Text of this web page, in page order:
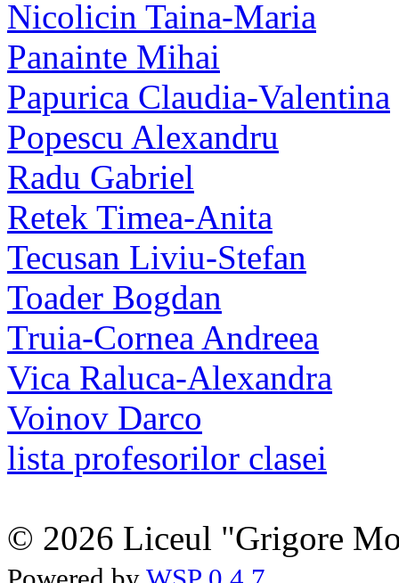
Nicolicin Taina-Maria
Panainte Mihai
Papurica Claudia-Valentina
Popescu Alexandru
Radu Gabriel
Retek Timea-Anita
Tecusan Liviu-Stefan
Toader Bogdan
Truia-Cornea Andreea
Vica Raluca-Alexandra
Voinov Darco
lista profesorilor clasei
© 2026 Liceul "Grigore